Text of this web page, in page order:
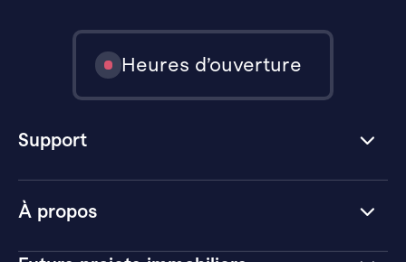
À propos
Heures d’ouverture
Support